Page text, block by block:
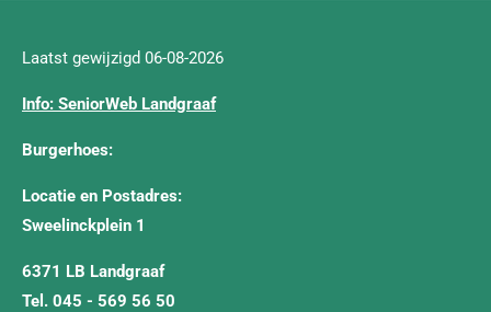
Laatst gewijzigd 06-08-2026
Info: SeniorWeb Landgraaf
Burgerhoes:
Locatie en Postadres:
Sweelinckplein 1
6371 LB Landgraaf
Tel. 045 - 569 56 50